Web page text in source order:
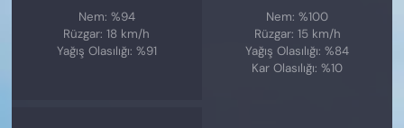
Nem: %94
Rüzgar: 18 km/h
Yağış Olasılığı: %91
Nem: %100
Rüzgar: 15 km/h
Yağış Olasılığı: %84
Kar Olasılığı: %10